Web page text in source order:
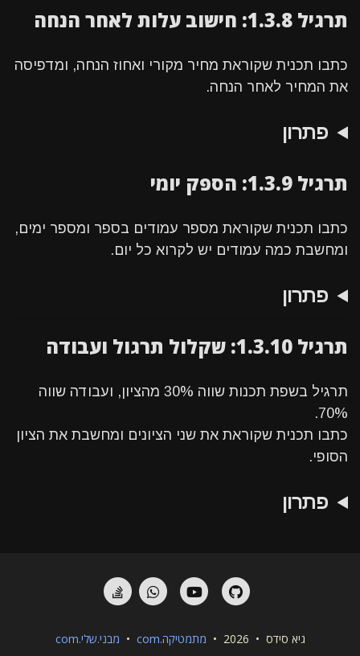
תרגיל 1.3.8: חישוב עלות לאחר הנחה
כתבו תכנית שקוראת מחיר מקורי ואחוז הנחה, ומדפיסה
את המחיר לאחר הנחה.
פתרון
תרגיל 1.3.9: הספק יומי
כתבו תכנית שקוראת מספר עמודים בספר ומספר ימים,
ומחשבת כמה עמודים יש לקרוא כל יום.
פתרון
תרגיל 1.3.10: שקלול תרגול ועבודה
תרגיל בשפת תכנות שווה 30% מהציון, ועבודה שווה
70%.
כתבו תכנית שקוראת את שני הציונים ומחשבת את הציון
הסופי.
פתרון
GitHub
YouTube
Whatsapp
גיא סידס • 2026 • מתמטיקה.com • מבני.שלי.com